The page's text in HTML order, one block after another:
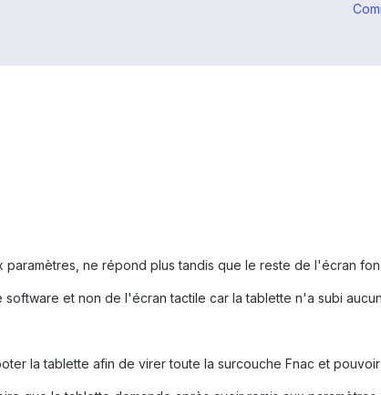
ne répond plus tandis que le reste de l'écran
et non de l'écran tactile car la tablette n'a subi
la tablette afin de virer toute la surcouche Fnac et